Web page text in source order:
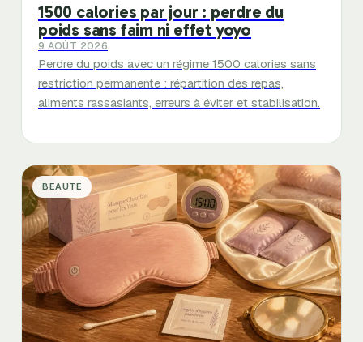
1500 calories par jour : perdre du
poids sans faim ni effet yoyo
9 AOÛT 2026
Perdre du poids avec un régime 1500 calories sans
restriction permanente : répartition des repas,
aliments rassasiants, erreurs à éviter et stabilisation.
BEAUTÉ